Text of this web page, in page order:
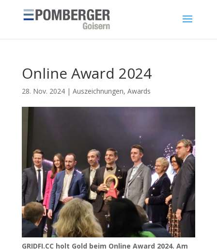
Online Award 2024
28. Nov. 2024| Auszeichnungen, Awards
GRIDFI.CC holt Gold beim Online Award 2024. Am